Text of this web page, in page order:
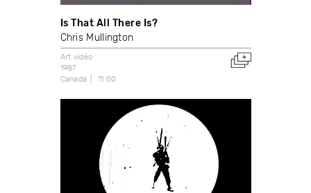
Is That All There Is?
Chris Mullington
Art vidéo
1987
Canada
11:00